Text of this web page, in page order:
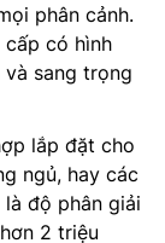
có 1 cổng
Optical
phân cảnh.
có hình
sang trọng
lắp đặt cho
ngủ, hay các
độ phân giải
2 triệu